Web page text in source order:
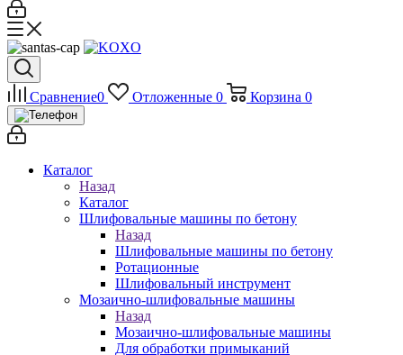
Сравнение0 Отложенные 0 Корзина 0
Каталог
Назад
Каталог
Шлифовальные машины по бетону
Назад
Шлифовальные машины по бетону
Ротационные
Шлифовальный инструмент
Мозаично-шлифовальные машины
Назад
Мозаично-шлифовальные машины
Для обработки примыканий